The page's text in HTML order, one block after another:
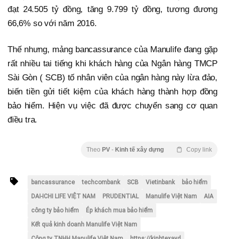
đạt 24.505 tỷ đồng, tăng 9.799 tỷ đồng, tương đương
66,6% so với năm 2016.
Thế nhưng, mảng bancassurance của Manulife đang gặp
rất nhiều tai tiếng khi khách hàng của Ngân hàng TMCP
Sài Gòn ( SCB) tố nhân viên của ngân hàng này lừa đảo,
biến tiền gửi tiết kiệm của khách hàng thành hợp đồng
bảo hiểm. Hiện vụ việc đã được chuyển sang cơ quan
điều tra.
Theo PV - Kinh tế xây dựng Copy link
bancassurance techcombank SCB Vietinbank
bảo hiểm
DAI-ICHI LIFE VIỆT NAM
PRUDENTIAL Manulife Việt Nam
AIA
công ty bảo hiểm
Ép khách mua bảo hiểm
Kết quả kinh doanh Manulife Việt Nam